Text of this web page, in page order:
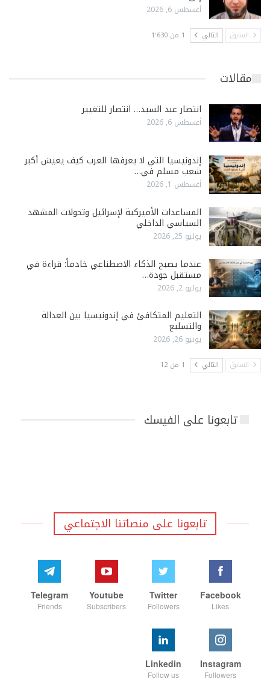
أغسطس 6, 2026
السابق التالي 1 من 1٬630
مقالات
انتصار عبد السيد… انتصار للتغيير
أغسطس 6, 2026
إندونيسيا التي لا يعرفها العرب كيف يعيش أكبر
شعب مسلم في…
أغسطس 1, 2026
المساعدات الأميركية لإسرائيل وتحولات المشهد
السياسي الداخلي
يوليو 25, 2026
عندما يصبح الذكاء الاصطناعي خادماً: قراءة في
مستقبل جودة…
يوليو 2, 2026
التعليم المتكافئ في إندونيسيا بين العدالة
والتسليع
يونيو 26, 2026
السابق التالي 1 من 12
تابعونا على الفيسك
تابعونا على منصاتنا الاجتماعي
Facebook
Likes
Twitter
Followers
Youtube
Subscribers
Telegram
Friends
Instagram
Followers
Linkedin
Follow us